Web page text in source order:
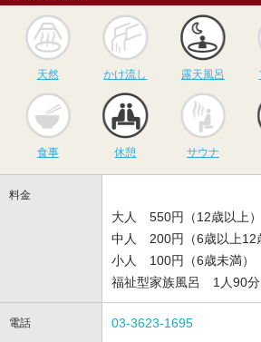
天然
かけ流し
かけ流し
露天
露天風呂
食事 休憩
サウ
サウナ
料金
大人 550円（12歳以上）
中人 200円（6歳以上12
小人 100円（6歳未満）
福祉型家族風呂 1人90分
電話 03-3623-1695